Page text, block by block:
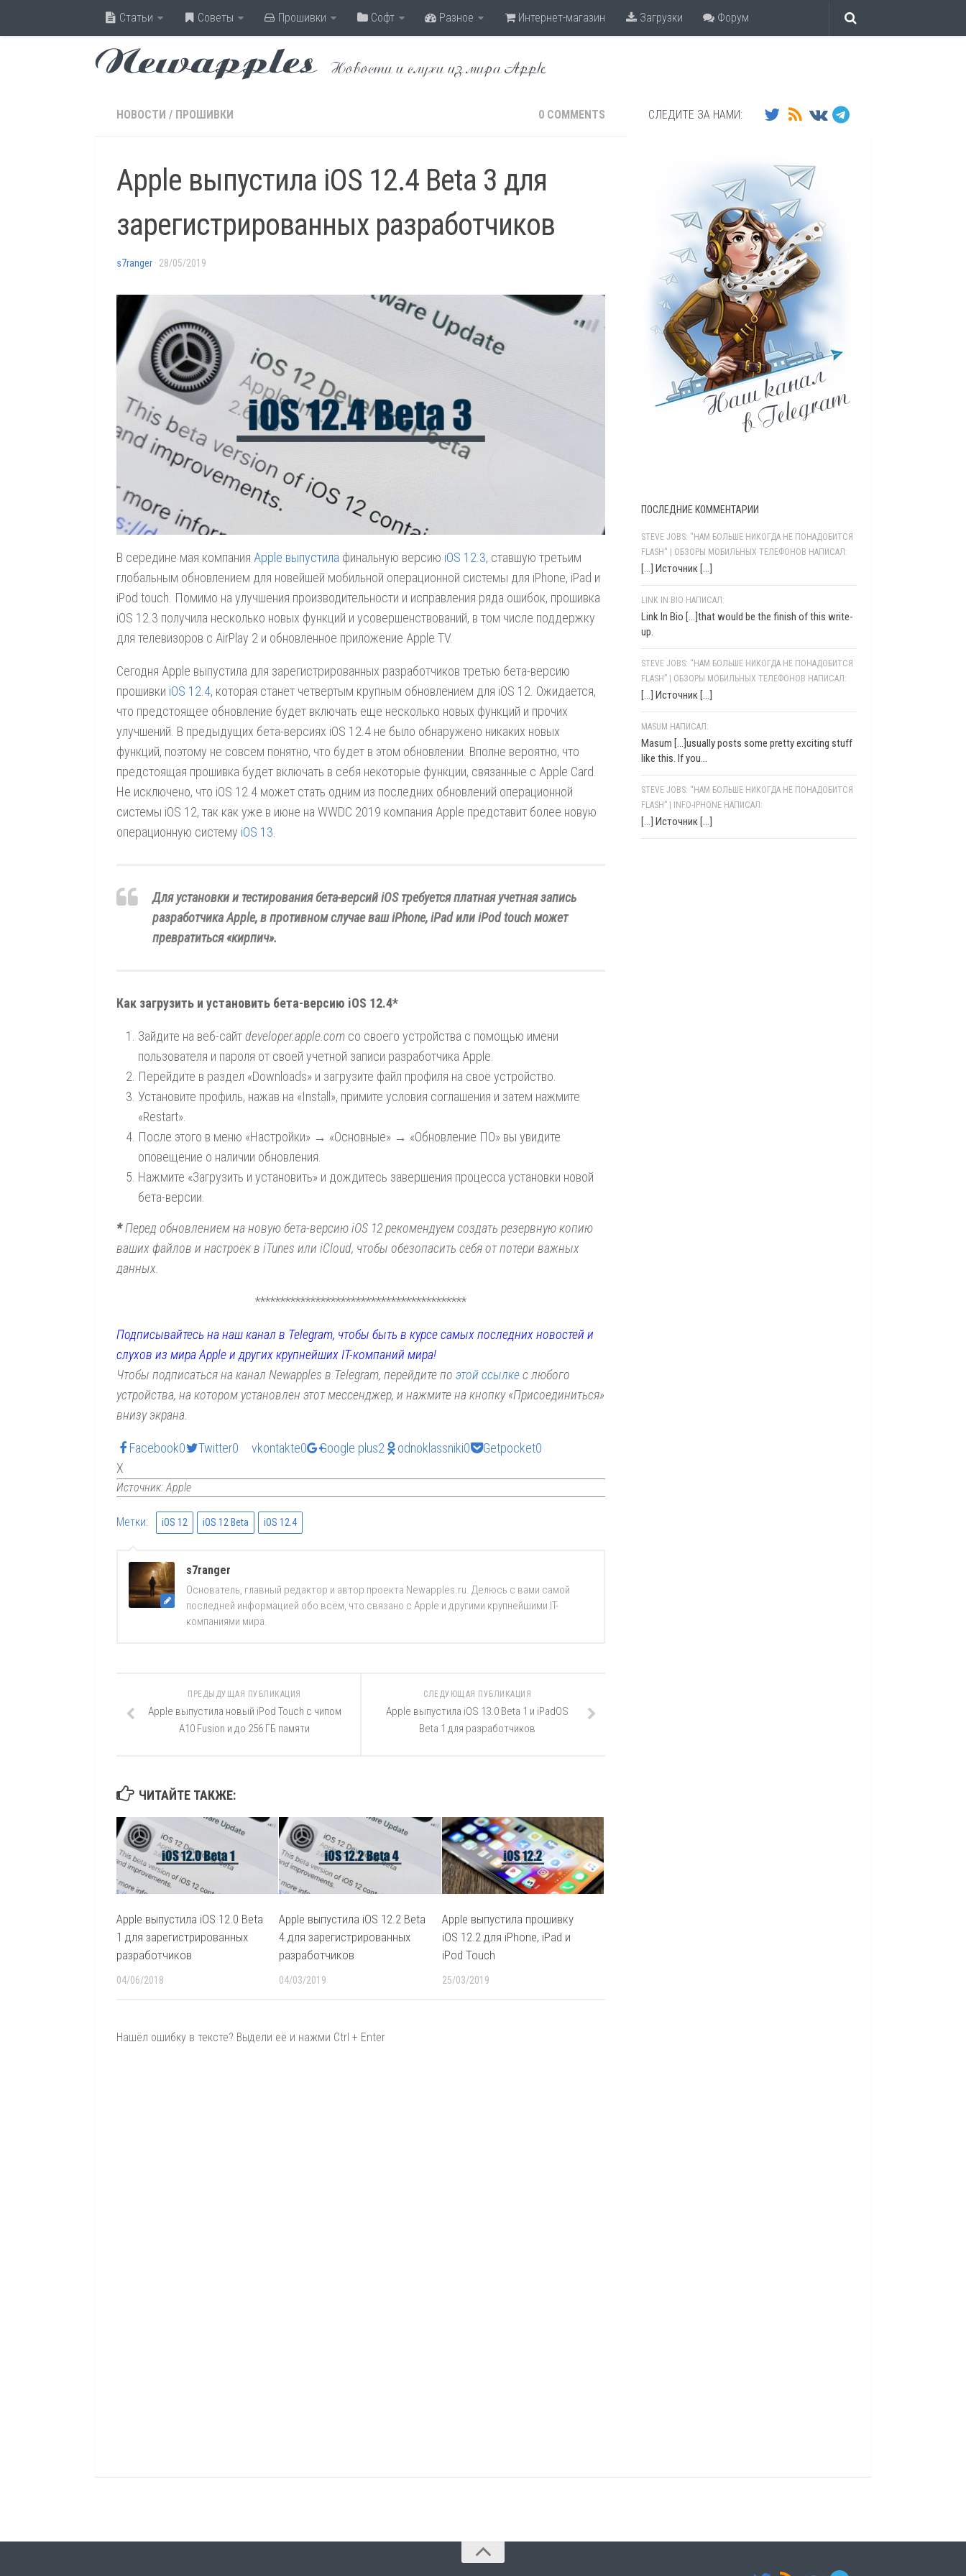
Статьи Советы Прошивки Софт Разное Интернет-магазин Загрузки Форум
Newapples Новости и слухи из мира Apple
НОВОСТИ / ПРОШИВКИ 0 COMMENTS
Apple выпустила iOS 12.4 Beta 3 для
зарегистрированных разработчиков
s7ranger · 28/05/2019
В середине мая компания Apple выпустила финальную версию iOS 12.3, ставшую третьим
глобальным обновлением для новейшей мобильной операционной системы для iPhone, iPad и
iPod touch. Помимо на улучшения производительности и исправления ряда ошибок, прошивка
iOS 12.3 получила несколько новых функций и усовершенствований, в том числе поддержку
для телевизоров с AirPlay 2 и обновленное приложение Apple TV.
Сегодня Apple выпустила для зарегистрированных разработчиков третью бета-версию
прошивки iOS 12.4, которая станет четвертым крупным обновлением для iOS 12. Ожидается,
что предстоящее обновление будет включать еще несколько новых функций и прочих
улучшений. В предыдущих бета-версиях iOS 12.4 не было обнаружено никаких новых
функций, поэтому не совсем понятно, что будет в этом обновлении. Вполне вероятно, что
предстоящая прошивка будет включать в себя некоторые функции, связанные с Apple Card.
Не исключено, что iOS 12.4 может стать одним из последних обновлений операционной
системы iOS 12, так как уже в июне на WWDC 2019 компания Apple представит более новую
операционную систему iOS 13.
Для установки и тестирования бета-версий iOS требуется платнаяучетная запись
разработчика Apple, в противном случае ваш iPhone, iPad или iPod touch может
превратиться «кирпич».
Как загрузить и установить бета-версию iOS 12.4*
Зайдите на веб-сайтdeveloper.apple.com со своего устройства с помощью имени
пользователя и пароля от своей учетной записи разработчика Apple.
Перейдите в раздел «Downloads» и загрузите файл профиля на своё устройство.
Установите профиль, нажав на «Install», примите условия соглашения и затем нажмите
«Restart».
После этого в меню «Настройки» → «Основные» → «Обновление ПО» вы увидите
оповещение о наличии обновления.
Нажмите «Загрузить и установить» и дождитесь завершения процесса установки новой
бета-версии.
*Перед обновлением на новую бета-версию iOS 12 рекомендуем создать резервную копию
ваших файлов и настроек в iTunes или iCloud, чтобы обезопасить себя от потери важных
данных.
******************************************
Подписывайтесь на наш канал в Telegram, чтобы быть в курсе самых последних новостей и
слухов из мира Apple и других крупнейших IT-компаний мира!
Чтобы подписаться на канал Newapples в Telegram, перейдите по этой ссылкес любого
устройства, на котором установлен этот мессенджер, и нажмите на кнопку «Присоединиться»
внизу экрана.
Facebook0 Twitter0 vkontakte0 Google plus2 odnoklassniki0 Getpocket0
X
Источник: Apple
Метки: iOS 12 iOS 12 Beta iOS 12.4
s7ranger
Основатель, главный редактор и автор проекта Newapples.ru. Делюсь с вами самой
последней информацией обо всём, что связано с Apple и другими крупнейшими IT-
компаниями мира.
СЛЕДУЮЩАЯ ПУБЛИКАЦИЯ
Apple выпустила iOS 13.0 Beta 1 и iPadOS
Beta 1 для разработчиков
ПРЕДЫДУЩАЯ ПУБЛИКАЦИЯ
Apple выпустила новый iPod Touch с чипом
A10 Fusion и до 256 ГБ памяти
ЧИТАЙТЕ ТАКЖЕ:
Apple выпустила iOS 12.0 Beta
1 для зарегистрированных
разработчиков
04/06/2018
Apple выпустила iOS 12.2 Beta
4 для зарегистрированных
разработчиков
04/03/2019
Apple выпустила прошивку
iOS 12.2 для iPhone, iPad и
iPod Touch
25/03/2019
Нашёл ошибку в тексте? Выдели её и нажми Ctrl + Enter
СЛЕДИТЕ ЗА НАМИ:
ПОСЛЕДНИЕ КОММЕНТАРИИ
STEVE JOBS: "НАМ БОЛЬШЕ НИКОГДА НЕ ПОНАДОБИТСЯ
FLASH" | ОБЗОРЫ МОБИЛЬНЫХ ТЕЛЕФОНОВ НАПИСАЛ:
[…] Источник […]
LINK IN BIO НАПИСАЛ:
Link In Bio [...]that would be the finish of this write-
up.
STEVE JOBS: “НАМ БОЛЬШЕ НИКОГДА НЕ ПОНАДОБИТСЯ
FLASH” | ОБЗОРЫ МОБИЛЬНЫХ ТЕЛЕФОНОВ НАПИСАЛ:
[…] Источник […]
MASUM НАПИСАЛ:
Masum [...]usually posts some pretty exciting stuff
like this. If you...
STEVE JOBS: “НАМ БОЛЬШЕ НИКОГДА НЕ ПОНАДОБИТСЯ
FLASH” | INFO-IPHONE НАПИСАЛ:
[…] Источник […]